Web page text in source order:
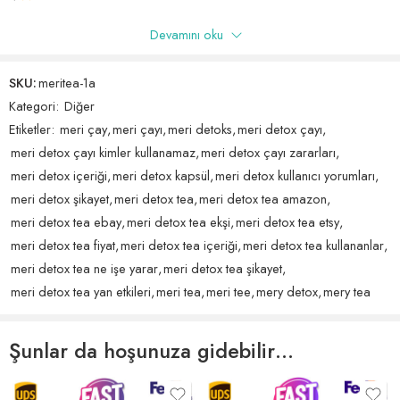
Neden Meri Detox Tea?
Meri Detox Tea, onbinlerce müşteri tarafından tercih edilen etkili bir
detox çayıdır. Sunduğu birçok avantaj sayesinde web sitemizdeki
satışlarımızı arttırmaya yardımcı olmuştur:
Doğal ve Güvenilir: Meri Detox Tea içeriğinde doğal ve güvenilir
bitki özlerini barındırır, katkı maddesi içermez.
Etkili Sonuçlar: Müşterilerimiz, düzenli kullanımda elde ettikleri etkili
sonuçlardan memnuniyetle bahsetmektedir.
Tadı Harika: Meri Detox Tea, hoş bir lezzete sahiptir, günlük
içeceğiniz bir ritüele dönüşecektir.
Meri Detox Tea’yı kullanmak oldukça kolaydır:
Yalnızca bu ürünü satın almış oturum açmış müşteriler yorum
Yorumlar
Henüz hiç yorum yok.
Devamını oku
SKU:meritea-1a
Kategori: Diğer
Etiketler: meri çay,meri çayı,meri detoks,meri detox çayı,
meri detox çayı kimler kullanamaz,meri detox çayı zararları,
meri detox içeriği,meri detox kapsül,meri detox kullanıcı yorumları,
meri detox şikayet,meri detox tea,meri detox tea amazon,
meri detox tea ebay,meri detox tea ekşi,meri detox tea etsy,
meri detox tea fiyat,meri detox tea içeriği,meri detox tea kullananlar,
meri detox tea ne işe yarar,meri detox tea şikayet,
meri detox tea yan etkileri,meri tea,meri tee,mery detox,mery tea
Şunlar da hoşunuza gidebilir…